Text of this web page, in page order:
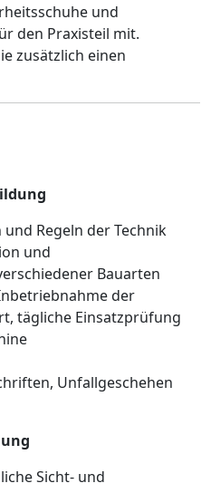
und
den Praxisteil mit.
zusätzlich einen
Regeln der Technik
und
Bauarten
der
tägliche Einsatzprüfung
Unfallgeschehen
Sicht- und